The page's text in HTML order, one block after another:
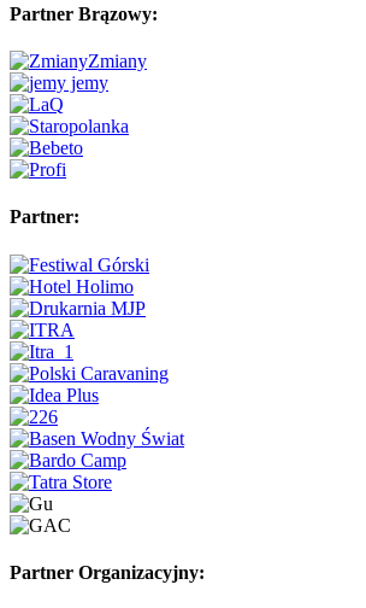
Partner Brązowy:
Partner:
Partner Organizacyjny: